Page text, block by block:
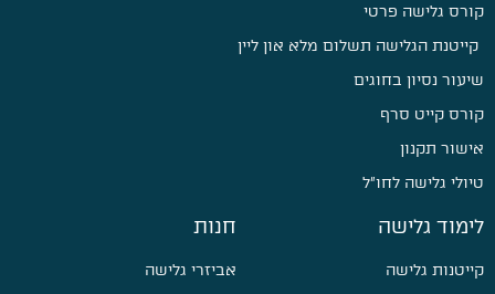
קורס גלישה פרטי
קייטנת הגלישה תשלום מלא און ליין
שיעור נסיון בחוגים
קורס קייט סרף
אישור תקנון
טיולי גלישה לחו״ל
לימוד גלישה
קייטנות גלישה
חנות
אביזרי גלישה